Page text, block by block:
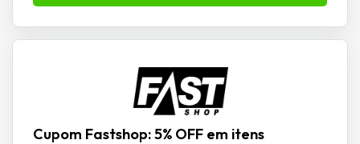
Cupom Fastshop: 5% OFF em itens